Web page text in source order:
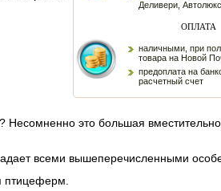
Деливери,
ОПЛАТА
наличными, при
товара на Новой
предоплата на
расчетный счет
Несомненно это большая
всеми вышеперечисленными
птицеферм.